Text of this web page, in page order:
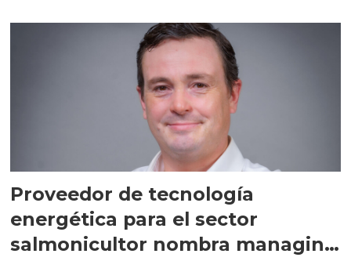
Proveedor de tecnología
energética para el sector
salmonicultor nombra managing